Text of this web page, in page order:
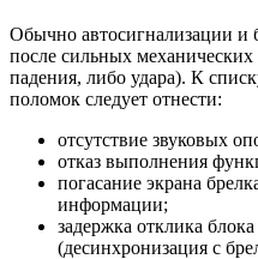
Обычно автосигнализации и
после сильных
падения, либо удара). К
поломок следует отнести:
отсутствие звуковых
отказ выполнения
погасание экрана
информации;
задержка отклика
(десинхронизация с